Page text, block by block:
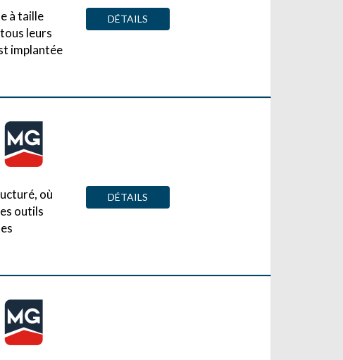
à taille
leurs
implantée
DÉTAILS
où
outils
DÉTAILS